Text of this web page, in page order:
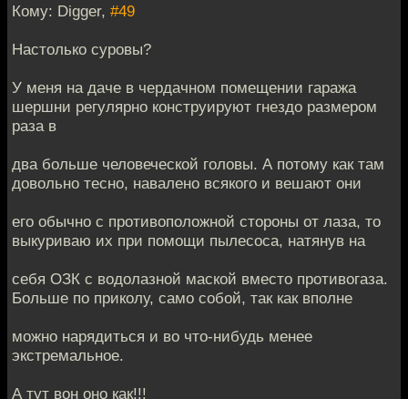
Кому: Digger, #49
Настолько суровы?
У меня на даче в чердачном помещении гаража
шершни регулярно конструируют гнездо размером
раза в
два больше человеческой головы. А потому как там
довольно тесно, навалено всякого и вешают они
его обычно с противоположной стороны от лаза, то
выкуриваю их при помощи пылесоса, натянув на
себя ОЗК с водолазной маской вместо противогаза.
Больше по приколу, само собой, так как вполне
можно нарядиться и во что-нибудь менее
экстремальное.
А тут вон оно как!!!